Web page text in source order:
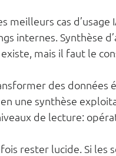
meilleurs cas
internes. Synthèse
mais il faut le
des données
une synthèse
de lecture:
rester lucide. Si les